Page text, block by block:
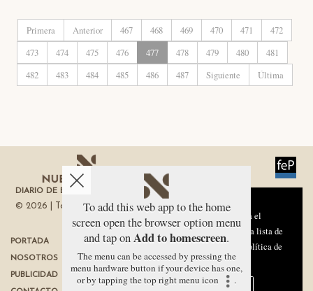
Primera Anterior 467 468 469 470 471
472
473
474 475 476 477 478 479 480
481
482
483 484 485 486 487 Siguiente Última
DIARIO DE ECONOMÍA DE LA REGIÓN DE MURCIA
© 2026 | Todos los derechos reservados
PORTADA
NOSOTROS
PUBLICIDAD
TÉRMINOS DE USO
PROTECCIÓN DE DATOS
POLÍTICA DE COOKIES
To add this web app to the home
screen open the browser option menu
and tap onAdd to homescreen.
The menu can be accessed by pressing the
menu hardware button if your device has one,
or by tapping the top right menu icon
.
Aviso sobre el Uso de cookies:
Utilizamos cookies nuestras y de terceros para el
funcionamiento del digital. Puedes consultar la lista de
cookies y como desconectarlas.Ver nuestra Política de
Privacidad y Cookies
Aceptar Cookies
Personalizar